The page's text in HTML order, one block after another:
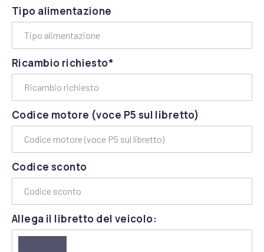
Tipo alimentazione
Ricambio richiesto*
Codice motore (voce P5 sul libretto)
Codice sconto
Allega il libretto del veicolo: